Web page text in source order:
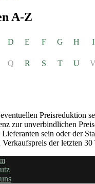
A-Z
D E F G H I
Q R S T U V
Preisreduktion
zur unverbindlichen
sein oder der
der letzten 30